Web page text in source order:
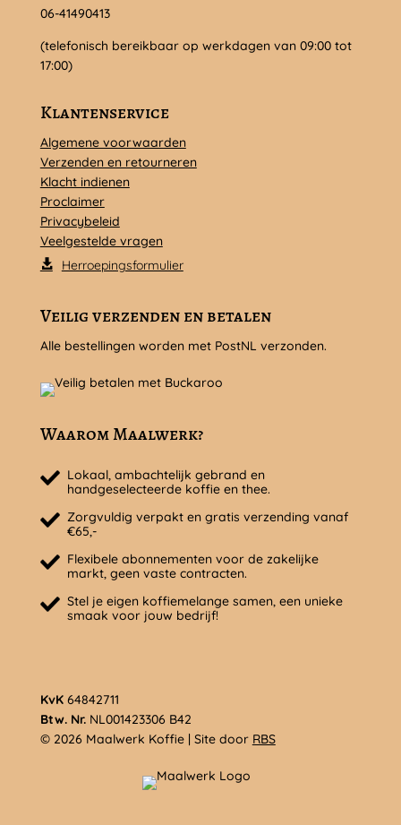
06-41490413
(telefonisch bereikbaar op werkdagen van 09:00 tot
17:00)
Klantenservice
Algemene voorwaarden
Verzenden en retourneren
Klacht indienen
Proclaimer
Privacybeleid
Veelgestelde vragen
Herroepingsformulier
Veilig verzenden en betalen
Alle bestellingen worden met PostNL verzonden.
Waarom Maalwerk?
Lokaal, ambachtelijk gebrand en
handgeselecteerde koffie en thee.
Zorgvuldig verpakt en gratis verzending vanaf
€65,-
Flexibele abonnementen voor de zakelijke
markt, geen vaste contracten.
Stel je eigen koffiemelange samen, een unieke
smaak voor jouw bedrijf!
KvK64842711
Btw. Nr.NL001423306 B42
© 2026 Maalwerk Koffie | Site door RBS